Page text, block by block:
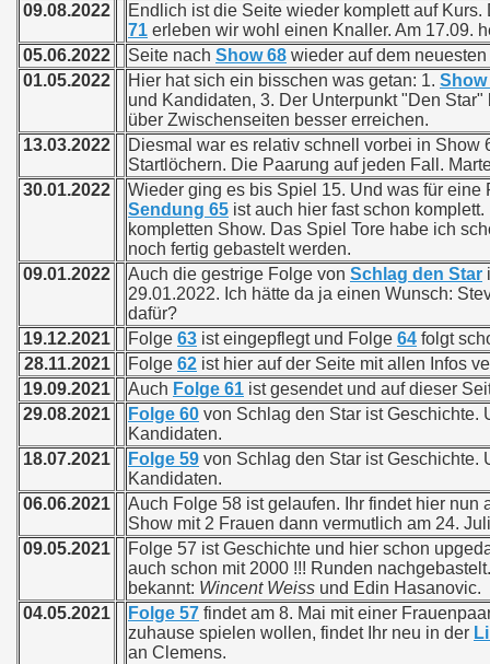
09.08.2022
Endlich ist die Seite wieder komplett auf
71 erleben wir wohl einen Knaller. Am 17.09.
05.06.2022
Seite nach Show 68 wieder auf dem
01.05.2022
Hier hat sich ein bisschen was getan: 1. Show
und Kandidaten, 3. Der Unterpunkt "Den
über Zwischenseiten besser erreichen.
13.03.2022
Diesmal war es relativ schnell vorbei in Show
Startlöchern. Die Paarung auf jeden Fall.
30.01.2022
Wieder ging es bis Spiel 15. Und was für
Sendung 65 ist auch hier fast schon
kompletten Show. Das Spiel Tore habe ich
noch fertig gebastelt werden.
09.01.2022
Auch die gestrige Folge von Schlag den Star
29.01.2022. Ich hätte da ja einen Wunsch:
dafür?
19.12.2021
Folge 63 ist eingepflegt und Folge 64 folgt
28.11.2021
Folge 62 ist hier auf der Seite mit allen Infos
19.09.2021
Auch Folge 61 ist gesendet und auf dieser
29.08.2021
Folge 60 von Schlag den Star ist Geschichte.
Kandidaten.
18.07.2021
Folge 59 von Schlag den Star ist Geschichte.
Kandidaten.
06.06.2021
Auch Folge 58 ist gelaufen. Ihr findet hier
Show mit 2 Frauen dann vermutlich am 24.
09.05.2021
Folge 57 ist Geschichte und hier schon
auch schon mit 2000 !!! Runden
bekannt: Wincent Weiss und Edin Hasanovic.
04.05.2021
Folge 57 findet am 8. Mai mit einer
zuhause spielen wollen, findet Ihr neu in der
an Clemens.